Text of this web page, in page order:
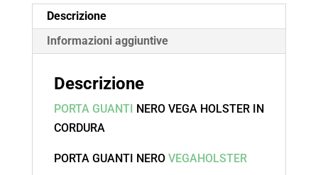
Descrizione
Informazioni aggiuntive
Descrizione
PORTA GUANTI
NERO VEGA HOLSTER IN
CORDURA
PORTA GUANTI NERO VEGAHOLSTER